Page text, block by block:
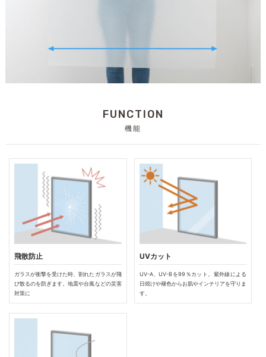
FUNCTION
機能
飛散防止
ガラスが衝撃を受けた時、割れたガラスが飛
び散るのを防ぎます。地震や台風などの災害
対策に
UVカット
UV-A、UV-Bを99％カット。紫外線による
日焼けや褪色からお肌やインテリアを守りま
す。